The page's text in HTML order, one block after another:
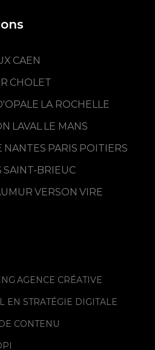
CAEN
CHOLET
LA ROCHELLE
LAVAL LE MANS
NANTES PARIS POITIERS
SAINT-BRIEUC
VERSON VIRE
AGENCE CRÉATIVE
EN STRATÉGIE DIGITALE
CONTENU